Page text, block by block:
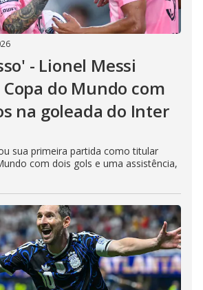
- Lionel Messi
do Mundo com
na goleada do Inter
sua primeira partida como titular
com dois gols e uma assistência,